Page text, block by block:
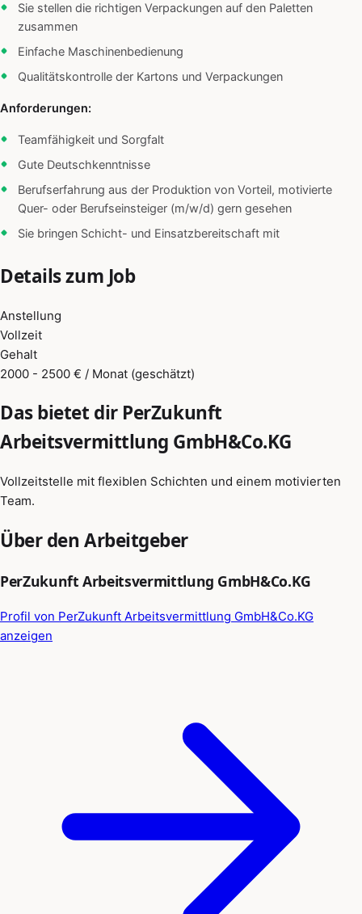
Sie stellen die richtigen Verpackungen auf den Paletten
zusammen
Einfache Maschinenbedienung
Qualitätskontrolle der Kartons und Verpackungen
Anforderungen:
Teamfähigkeit und Sorgfalt
Gute Deutschkenntnisse
Berufserfahrung aus der Produktion von Vorteil, motivierte
Quer- oder Berufseinsteiger (m/w/d) gern gesehen
Sie bringen Schicht- und Einsatzbereitschaft mit
Details zum Job
Anstellung
Vollzeit
Gehalt
2000 - 2500 € / Monat (geschätzt)
Das bietet dir PerZukunft
Arbeitsvermittlung GmbH&Co.KG
Vollzeitstelle mit flexiblen Schichten und einem motivierten
Team.
Über den Arbeitgeber
PerZukunft Arbeitsvermittlung GmbH&Co.KG
Profil von PerZukunft Arbeitsvermittlung GmbH&Co.KG
anzeigen